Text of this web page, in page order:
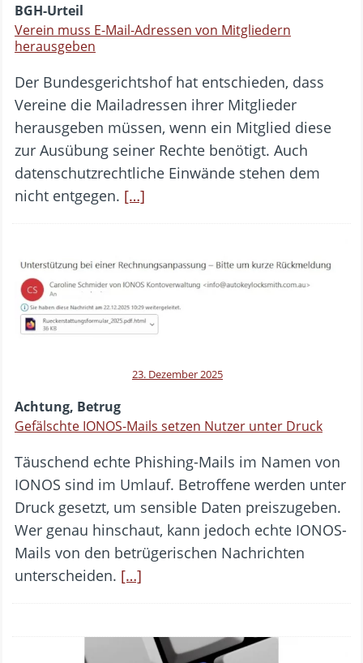
BGH-Urteil
Verein muss E-Mail-Adressen von Mitgliedern
herausgeben
Der Bundesgerichtshof hat entschieden, dass
Vereine die Mailadressen ihrer Mitglieder
herausgeben müssen, wenn ein Mitglied diese
zur Ausübung seiner Rechte benötigt. Auch
datenschutzrechtliche Einwände stehen dem
nicht entgegen. […]
23. Dezember 2025
Achtung, Betrug
Gefälschte IONOS-Mails setzen Nutzer unter Druck
Täuschend echte Phishing-Mails im Namen von
IONOS sind im Umlauf. Betroffene werden unter
Druck gesetzt, um sensible Daten preiszugeben.
Wer genau hinschaut, kann jedoch echte IONOS-
Mails von den betrügerischen Nachrichten
unterscheiden. […]